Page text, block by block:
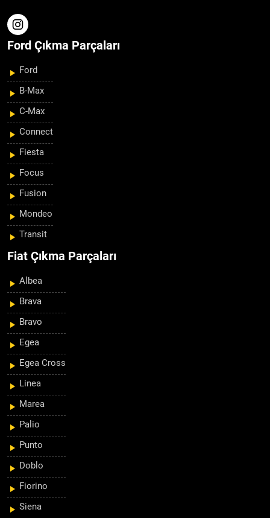
Ford Çıkma Parçaları
Ford
B-Max
C-Max
Connect
Fiesta
Focus
Fusion
Mondeo
Transit
Fiat Çıkma Parçaları
Albea
Brava
Bravo
Egea
Egea Cross
Linea
Marea
Palio
Punto
Doblo
Fiorino
Siena